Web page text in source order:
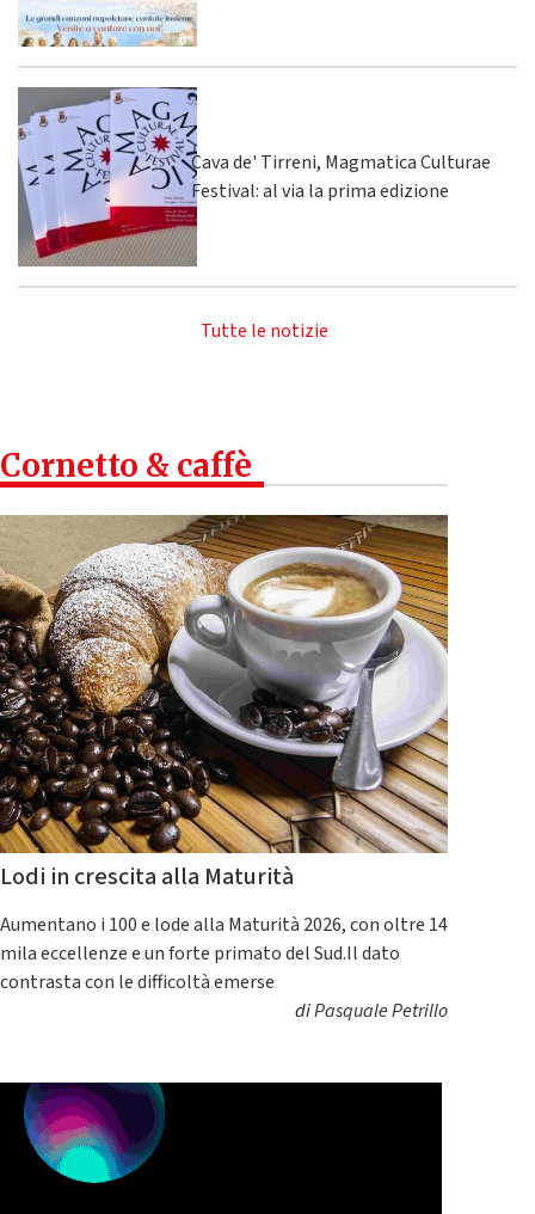
Cava de' Tirreni, Magmatica Culturae
Festival: al via la prima edizione
Tutte le notizie
Cornetto & caffè
Lodi in crescita alla Maturità
Aumentano i 100 e lode alla Maturità 2026, con oltre 14
mila eccellenze e un forte primato del Sud.Il dato
contrasta con le difficoltà emerse
diPasquale Petrillo